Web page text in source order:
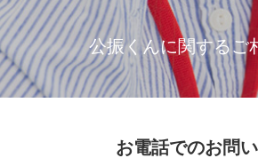
公振くんに関するご
お電話でのお問